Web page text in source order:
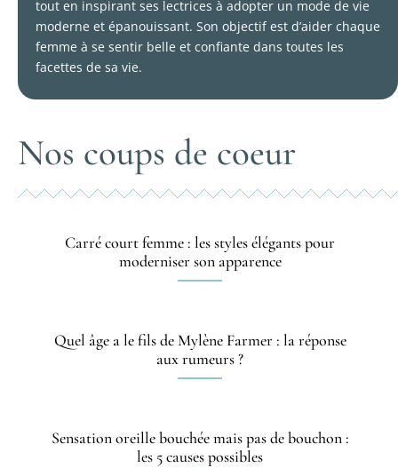
tout en inspirant ses lectrices à adopter un mode de vie
moderne et épanouissant. Son objectif est d’aider chaque
femme à se sentir belle et confiante dans toutes les
facettes de sa vie.
Nos coups de coeur
Carré court femme : les styles élégants pour
moderniser son apparence
Quel âge a le fils de Mylène Farmer : la réponse
aux rumeurs ?
Sensation oreille bouchée mais pas de bouchon :
les 5 causes possibles